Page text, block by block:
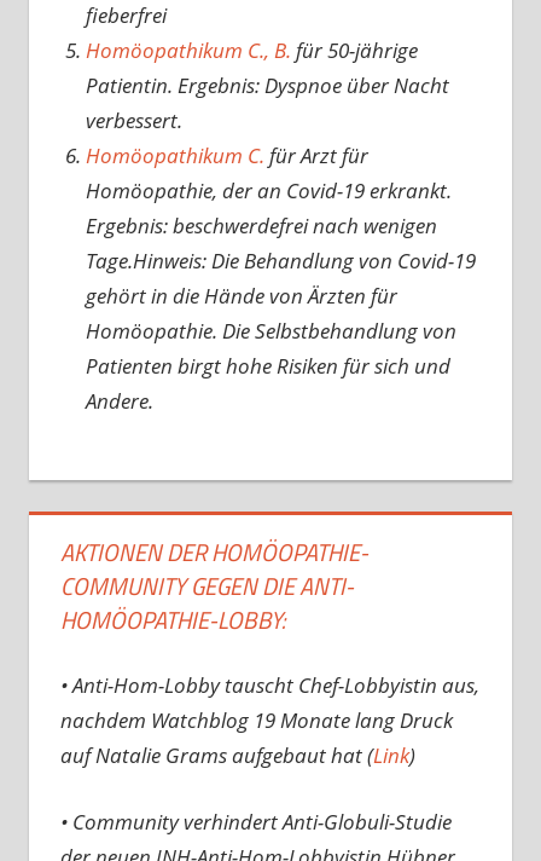
fieberfrei
Homöopathikum C., B. für 50-jährige
Patientin. Ergebnis: Dyspnoe über Nacht
verbessert.
Homöopathikum C. für Arzt für
Homöopathie, der an Covid-19 erkrankt.
Ergebnis: beschwerdefrei nach wenigen
Tage.Hinweis: Die Behandlung von Covid-19
gehört in die Hände von Ärzten für
Homöopathie. Die Selbstbehandlung von
Patienten birgt hohe Risiken für sich und
Andere.
AKTIONEN DER HOMÖOPATHIE-
COMMUNITY GEGEN DIE ANTI-
HOMÖOPATHIE-LOBBY:
• Anti-Hom-Lobby tauscht Chef-Lobbyistin aus,
nachdem Watchblog 19 Monate lang Druck
auf Natalie Grams aufgebaut hat (Link)
• Community verhindert Anti-Globuli-Studie